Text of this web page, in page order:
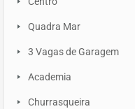
Quadra Mar
3 Vagas de Garagem
Academia
Churrasqueira